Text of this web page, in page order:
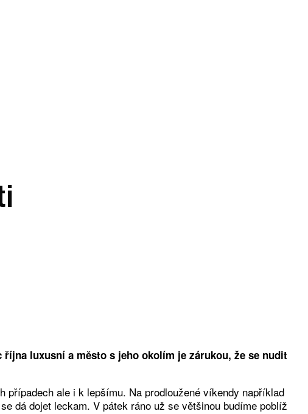
luxusní a město s jeho okolím je zárukou, že se nudit
ale i k lepšímu. Na prodloužené víkendy například
dá dojet leckam. V pátek ráno už se většinou budíme poblíž